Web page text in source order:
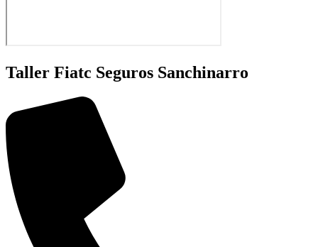
Taller Fiatc Seguros Sanchinarro